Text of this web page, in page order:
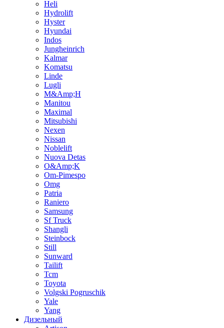
Heli
Hydrolift
Hyster
Hyundai
Indos
Jungheinrich
Kalmar
Komatsu
Linde
Lugli
M&Amp;H
Manitou
Maximal
Mitsubishi
Nexen
Nissan
Noblelift
Nuova Detas
O&Amp;K
Om-Pimespo
Omg
Patria
Raniero
Samsung
Sf Truck
Shangli
Steinbock
Still
Sunward
Tailift
Tcm
Toyota
Volgski Pogruschik
Yale
Yang
Дизельный